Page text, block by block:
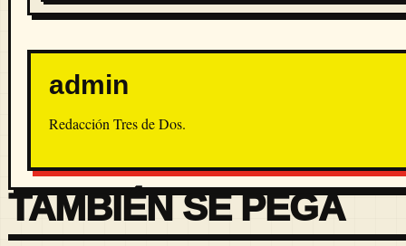
admin
Redacción Tres de Dos.
TAMBIÉN SE PEGA